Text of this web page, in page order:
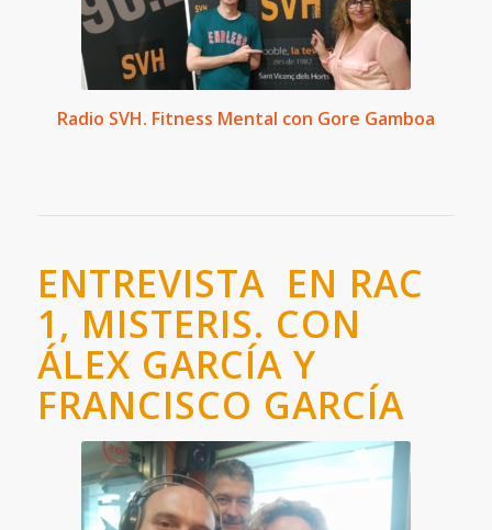
Radio SVH. Fitness Mental con Gore Gamboa
ENTREVISTA EN RAC
1, MISTERIS. CON
ÁLEX GARCÍA Y
FRANCISCO GARCÍA